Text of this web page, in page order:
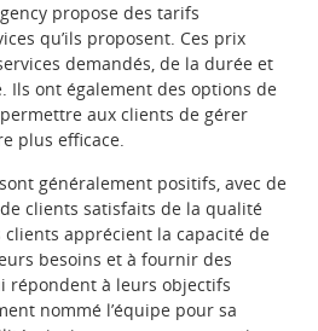
propose des tarifs
qu’ils proposent. Ces prix
demandés, de la durée et
Ils ont également des options de
aux clients de gérer
plus efficace.
généralement positifs, avec de
clients satisfaits de la qualité
clients apprécient la capacité de
besoins et à fournir des
répondent à leurs objectifs
nommé l’équipe pour sa